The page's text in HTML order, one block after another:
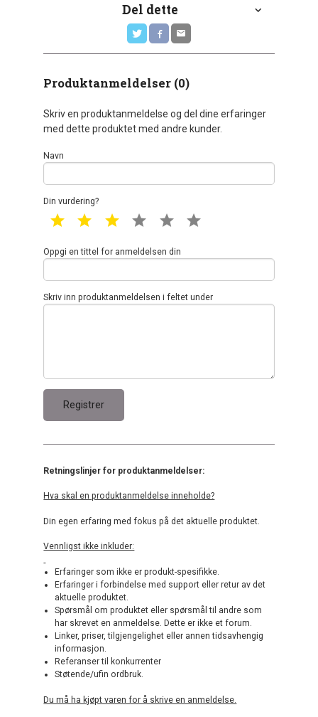
Del dette
Produktanmeldelser (0)
Skriv en produktanmeldelse og del dine erfaringer
med dette produktet med andre kunder.
Navn
Din vurdering?
1 star 2 star 3 star 4 star 5 star
Oppgi en tittel for anmeldelsen din
Skriv inn produktanmeldelsen i feltet under
Retningslinjer for produktanmeldelser:
Hva skal en produktanmeldelse inneholde?
Din egen erfaring med fokus på det aktuelle produktet.
Vennligst ikke inkluder:
Erfaringer som ikke er produkt-spesifikke.
Erfaringer i forbindelse med support eller retur av det
aktuelle produktet.
Spørsmål om produktet eller spørsmål til andre som
har skrevet en anmeldelse. Dette er ikke et forum.
Linker, priser, tilgjengelighet eller annen tidsavhengig
informasjon.
Referanser til konkurrenter
Støtende/ufin ordbruk.
Du må ha kjøpt varen for å skrive en anmeldelse.